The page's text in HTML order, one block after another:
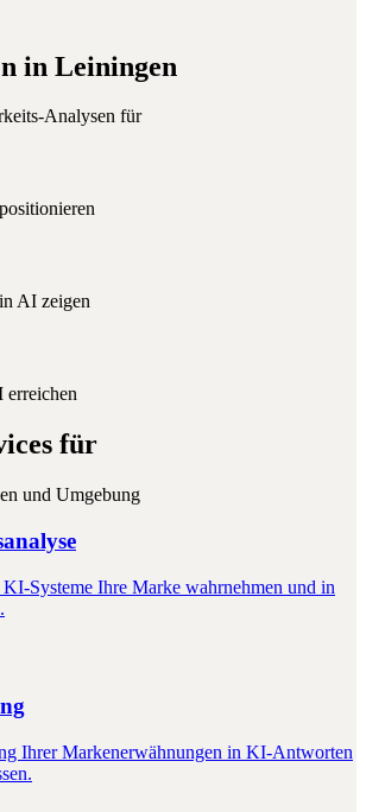
in Leiningen
Analysen für
AI zeigen
erreichen
für
und Umgebung
Systeme Ihre Marke wahrnehmen und in
Ihrer Markenerwähnungen in KI-Antworten